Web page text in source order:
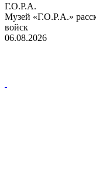
Г.О.Р.А.
Музей «Г.О.Р.А.»
войск
06.08.2026